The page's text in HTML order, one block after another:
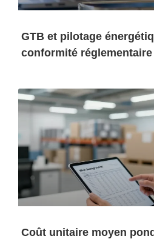
GTB et pilotage
conformité réglementaire
Coût unitaire moyen